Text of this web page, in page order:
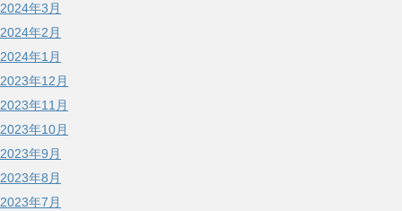
2024年3月
2024年2月
2024年1月
2023年12月
2023年11月
2023年10月
2023年9月
2023年8月
2023年7月